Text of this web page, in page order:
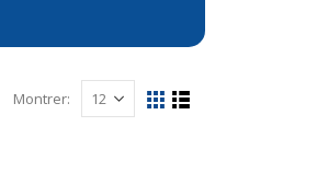
Montrer: